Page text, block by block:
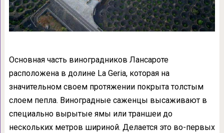
Основная часть виноградников Лансароте
расположена в долине La Geria, которая на
значительном своем протяжении покрыта толстым
слоем пепла. Виноградные саженцы высаживают в
специально вырытые ямы или траншеи до
нескольких метров шириной. Делается это во-первых